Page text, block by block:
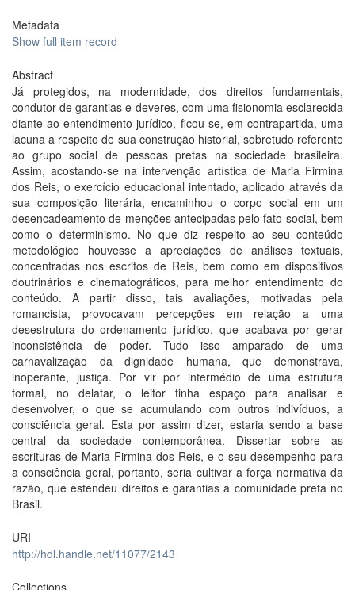
Metadata
Show full item record
Abstract
Já protegidos, na modernidade, dos direitos fundamentais,
condutor de garantias e deveres, com uma fisionomia esclarecida
diante ao entendimento jurídico, ficou-se, em contrapartida, uma
lacuna a respeito de sua construção historial, sobretudo referente
ao grupo social de pessoas pretas na sociedade brasileira.
Assim, acostando-se na intervenção artística de Maria Firmina
dos Reis, o exercício educacional intentado, aplicado através da
sua composição literária, encaminhou o corpo social em um
desencadeamento de menções antecipadas pelo fato social, bem
como o determinismo. No que diz respeito ao seu conteúdo
metodológico houvesse a apreciações de análises textuais,
concentradas nos escritos de Reis, bem como em dispositivos
doutrinários e cinematográficos, para melhor entendimento do
conteúdo. A partir disso, tais avaliações, motivadas pela
romancista, provocavam percepções em relação a uma
desestrutura do ordenamento jurídico, que acabava por gerar
inconsistência de poder. Tudo isso amparado de uma
carnavalização da dignidade humana, que demonstrava,
inoperante, justiça. Por vir por intermédio de uma estrutura
formal, no delatar, o leitor tinha espaço para analisar e
desenvolver, o que se acumulando com outros indivíduos, a
consciência geral. Esta por assim dizer, estaria sendo a base
central da sociedade contemporânea. Dissertar sobre as
escrituras de Maria Firmina dos Reis, e o seu desempenho para
a consciência geral, portanto, seria cultivar a força normativa da
razão, que estendeu direitos e garantias a comunidade preta no
Brasil.
URI
http://hdl.handle.net/11077/2143
Collections